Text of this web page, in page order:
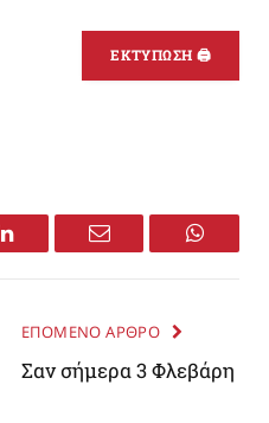
ΕΚΤΥΠΩΣΗ 🖨
LinkedIn Email
ΕΠΟΜΕΝΟ ΑΡΘΡΟ
Σαν σήμερα 3 Φλεβάρη